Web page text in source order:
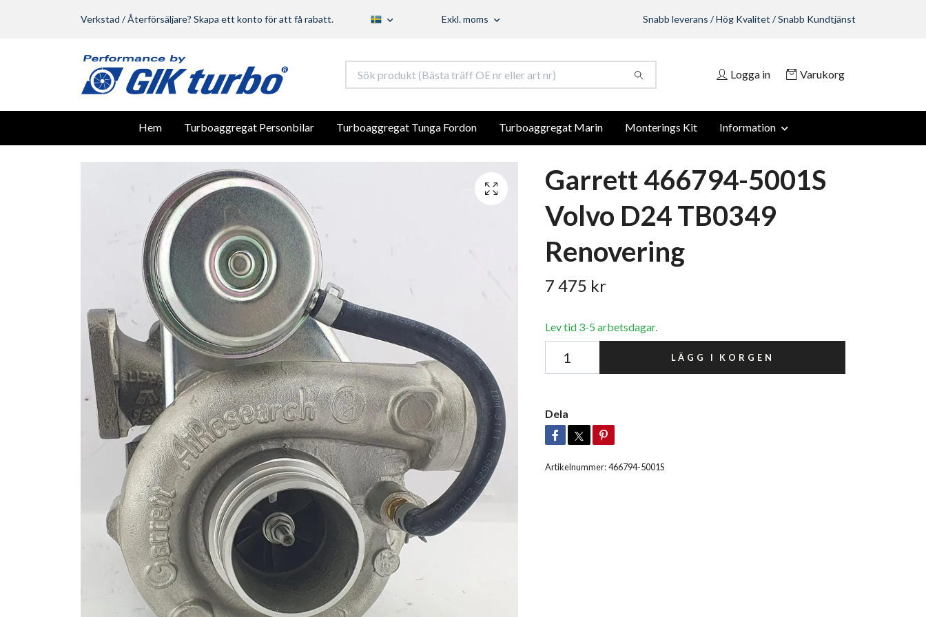
Verkstad / Återförsäljare? Skapa ett konto för att få rabatt. Exkl. moms Snabb leverans / Hög Kvalitet / Snabb Kundtjänst
Logga in Varukorg
Hem Turboaggregat Personbilar Turboaggregat Tunga Fordon Turboaggregat Marin Monterings Kit Information
Garrett 466794-5001S
Volvo D24 TB0349
Renovering
7 475 kr
Lev tid 3-5 arbetsdagar.
LÄGG I KORGEN
Dela
Artikelnummer:466794-5001S